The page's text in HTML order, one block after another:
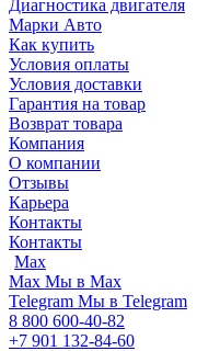
Диагностика двигателя
Марки Авто
Как купить
Условия оплаты
Условия доставки
Гарантия на товар
Возврат товара
Компания
О компании
Отзывы
Карьера
Контакты
Контакты
Max
Max Мы в Max
Telegram Мы в Telegram
8 800 600-40-82
+7 901 132-84-60